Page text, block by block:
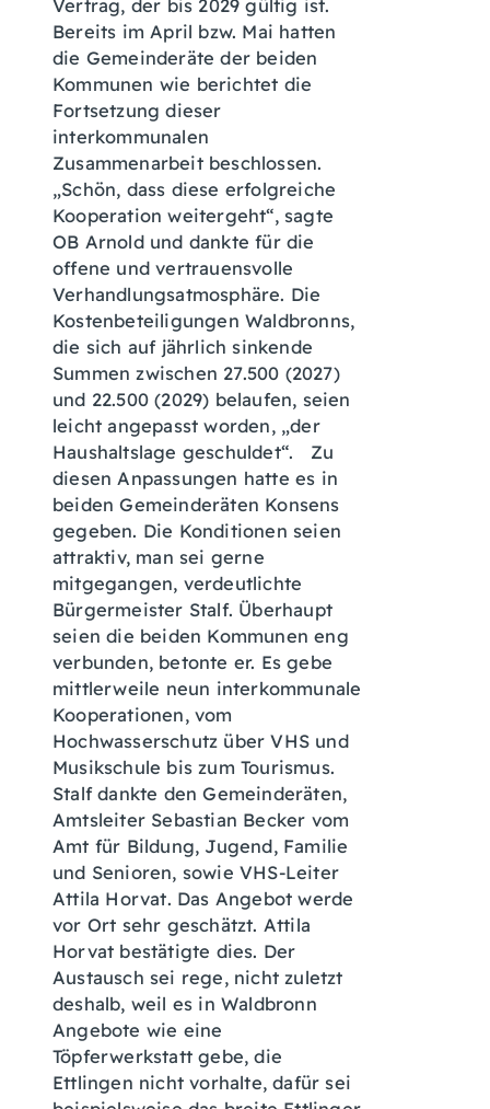
Vertrag, der bis 2029 gültig ist.
Bereits im April bzw. Mai hatten
die Gemeinderäte der beiden
Kommunen wie berichtet die
Fortsetzung dieser
interkommunalen
Zusammenarbeit beschlossen.
„Schön, dass diese erfolgreiche
Kooperation weitergeht“, sagte
OB Arnold und dankte für die
offene und vertrauensvolle
Verhandlungsatmosphäre. Die
Kostenbeteiligungen Waldbronns,
die sich auf jährlich sinkende
Summen zwischen 27.500 (2027)
und 22.500 (2029) belaufen, seien
leicht angepasst worden, „der
Haushaltslage geschuldet“. Zu
diesen Anpassungen hatte es in
beiden Gemeinderäten Konsens
gegeben. Die Konditionen seien
attraktiv, man sei gerne
mitgegangen, verdeutlichte
Bürgermeister Stalf. Überhaupt
seien die beiden Kommunen eng
verbunden, betonte er. Es gebe
mittlerweile neun interkommunale
Kooperationen, vom
Hochwasserschutz über VHS und
Musikschule bis zum Tourismus.
Stalf dankte den Gemeinderäten,
Amtsleiter Sebastian Becker vom
Amt für Bildung, Jugend, Familie
und Senioren, sowie VHS-Leiter
Attila Horvat. Das Angebot werde
vor Ort sehr geschätzt. Attila
Horvat bestätigte dies. Der
Austausch sei rege, nicht zuletzt
deshalb, weil es in Waldbronn
Angebote wie eine
Töpferwerkstatt gebe, die
Ettlingen nicht vorhalte, dafür sei